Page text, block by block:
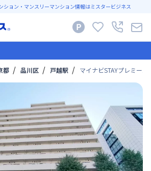
ション・マンスリーマンション情報はミスタービジネス
都 品川区 戸越駅 マイナビSTAYプレミー